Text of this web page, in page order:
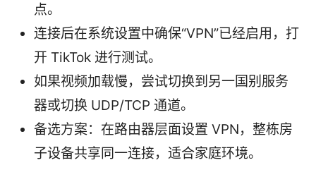
点。
连接后在系统设置中确保“VPN”已经启用，打
开 TikTok 进行测试。
如果视频加载慢，尝试切换到另一国别服务
器或切换 UDP/TCP 通道。
备选方案：在路由器层面设置 VPN，整栋房
子设备共享同一连接，适合家庭环境。